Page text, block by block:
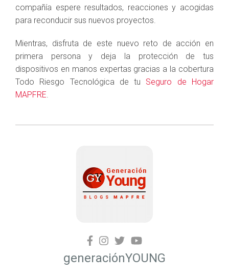
compañía espere resultados, reacciones y acogidas
para reconducir sus nuevos proyectos.
Mientras, disfruta de este nuevo reto de acción en
primera persona y deja la protección de tus
dispositivos en manos expertas gracias a la cobertura
Todo Riesgo Tecnológica de tu Seguro de Hogar
MAPFRE.
generaciónYOUNG